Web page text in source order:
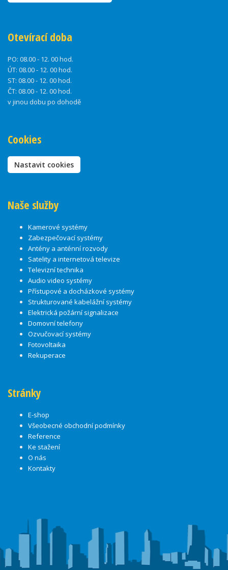
Otevírací doba
PO: 08.00 - 12. 00 hod.
ÚT: 08.00 - 12. 00 hod.
ST: 08.00 - 12. 00 hod.
ČT: 08.00 - 12. 00 hod.
v jinou dobu po dohodě
Cookies
Nastavit cookies
Naše služby
Kamerové systémy
Zabezpečovací systémy
Antény a anténní rozvody
Satelity a internetová televize
Televizní technika
Audio video systémy
Přístupové a docházkové systémy
Strukturované kabelážní systémy
Elektrická požární signalizace
Domovní telefony
Ozvučovací systémy
Fotovoltaika
Rekuperace
Stránky
E-shop
Všeobecné obchodní podmínky
Reference
Ke stažení
O nás
Kontakty